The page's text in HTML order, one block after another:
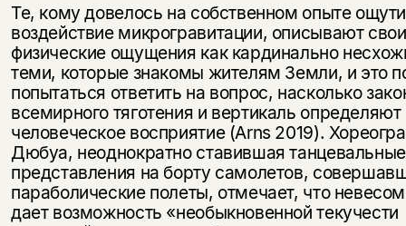
Те, кому довелось на собственном опыте
воздействие микрогравитации, описывают свои
физические ощущения как кардинально
теми, которые знакомы жителям Земли, и это
попытаться ответить на вопрос, насколько
всемирного тяготения и вертикаль определяют
человеческое восприятие (Arns 2019).
Дюбуа, неоднократно ставившая танцевальные
представления на борту самолетов,
параболические полеты, отмечает, что
дает возможность «необыкновенной текучести